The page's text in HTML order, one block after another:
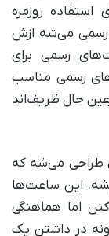
روزمره
رسمی می‌شه ازش
رسمی برای
رسمی مناسب
حال ظریف‌اند
طراحی می‌شه که
این ساعت‌ها
اما هماهنگی
در داشتن یک